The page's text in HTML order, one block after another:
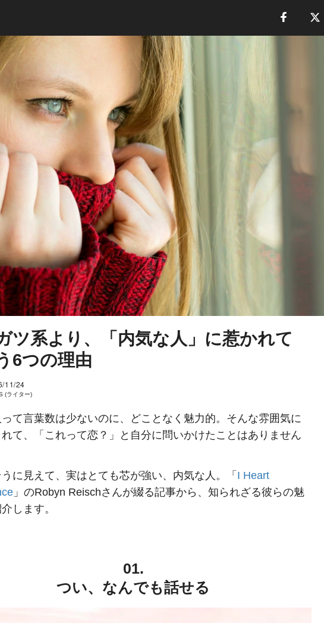
ツ系より、「内気な人」に惹かれて
6つの理由
11/24
(ライター)
て言葉数は少ないのに、どことなく魅力的。そんな雰囲気に
て、「これって恋？」と自分に問いかけたことはありません
に見えて、実はとても芯が強い、内気な人。「 I Heart
」のRobyn Reischさんが綴る記事から、知られざる彼らの魅
します。
01.
つい、なんでも話せる